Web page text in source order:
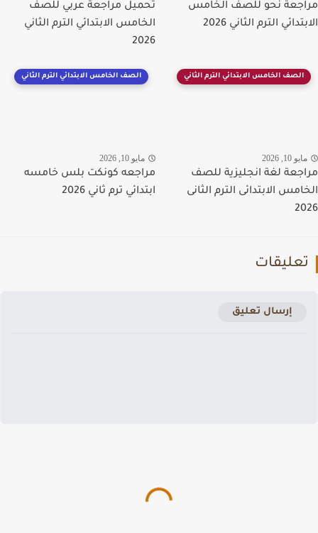
نحو للصف الخامس
الترم الثاني 2026
تحميل مراجعة عربي للصف
الخامس الابتدائي الترم الثاني
2026
الصف الخامس الابتدائي الترم الثاني
10, 2026
لغة انجليزية للصف
الابتدائى الترم الثانى
الصف الخامس الابتدائي الترم الثاني
مايو 10, 2026
مراجعه كونكت بلس خامسه
ابتدائي ترم ثاني 2026
إرسال تعليق